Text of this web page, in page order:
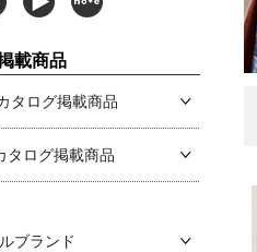
載商品
タログ掲載商品
タログ掲載商品
ブランド